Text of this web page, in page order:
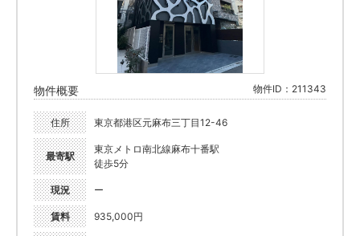
物件概要 物件ID：211343
住所 東京都港区元麻布三丁目12-46
最寄駅
東京メトロ南北線麻布十番駅
徒歩5分
現況 ー
賃料 935,000円